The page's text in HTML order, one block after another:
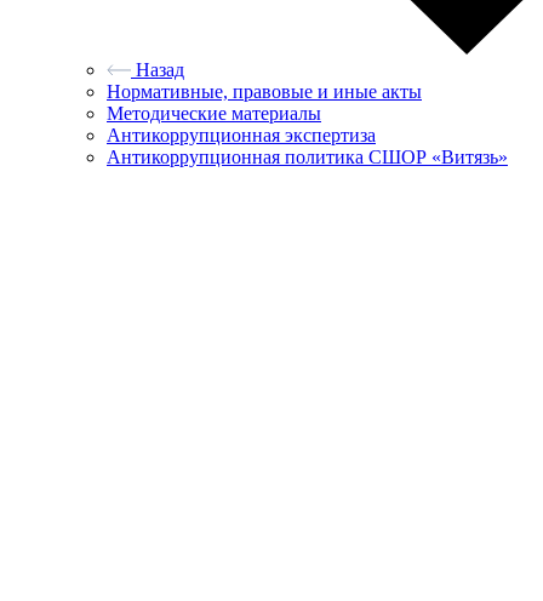
Назад
Нормативные, правовые и иные акты
Методические материалы
Антикоррупционная экспертиза
Антикоррупционная политика СШОР «Витязь»